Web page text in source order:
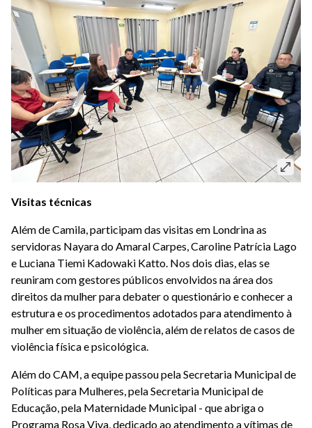
Visitas técnicas
Além de Camila, participam das visitas em Londrina as
servidoras Nayara do Amaral Carpes, Caroline Patrícia Lago
e Luciana Tiemi Kadowaki Katto. Nos dois dias, elas se
reuniram com gestores públicos envolvidos na área dos
direitos da mulher para debater o questionário e conhecer a
estrutura e os procedimentos adotados para atendimento à
mulher em situação de violência, além de relatos de casos de
violência física e psicológica.
Além do CAM, a equipe passou pela Secretaria Municipal de
Políticas para Mulheres, pela Secretaria Municipal de
Educação, pela Maternidade Municipal - que abriga o
Programa Rosa Viva, dedicado ao atendimento a vítimas de